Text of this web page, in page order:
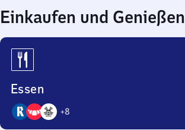
Einkaufen und Genießen
Essen
+8
11